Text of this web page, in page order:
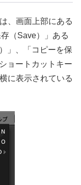
、画面上部にある
（Save）」ある
」、「コピーを保
ョートカットキー
に表示されている